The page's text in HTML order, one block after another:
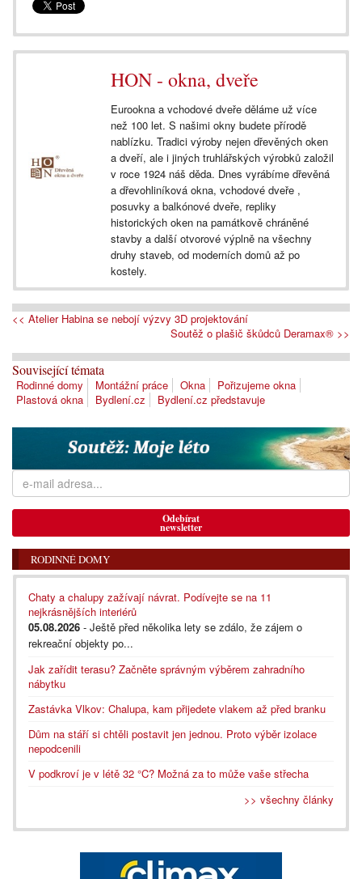
HON - okna, dveře
Eurookna a vchodové dveře děláme už více
než 100 let. S našimi okny budete přírodě
nablízku. Tradici výroby nejen dřevěných oken
a dveří, ale i jiných truhlářských výrobků založil
v roce 1924 náš děda. Dnes vyrábíme dřevěná
a dřevohliníková okna, vchodové dveře ,
posuvky a balkónové dveře, repliky
historických oken na památkově chráněné
stavby a další otvorové výplně na všechny
druhy staveb, od moderních domů až po
kostely.
<< Atelier Habina se nebojí výzvy 3D projektování
Soutěž o plašič škůdců Deramax® >>
Související témata
Rodinné domy Montážní práce Okna
Pořizujeme okna
Plastová okna
Bydlení.cz Bydlení.cz představuje
Odebírat
newsletter
RODINNÉ DOMY
Chaty a chalupy zažívají návrat. Podívejte se na 11
nejkrásnějších interiérů
05.08.2026 - Ještě před několika lety se zdálo, že zájem o
rekreační objekty po...
Jak zařídit terasu? Začněte správným výběrem zahradního
nábytku
Zastávka Vlkov: Chalupa, kam přijedete vlakem až před branku
Dům na stáří si chtěli postavit jen jednou. Proto výběr izolace
nepodcenili
V podkroví je v létě 32 °C? Možná za to může vaše střecha
>> všechny články